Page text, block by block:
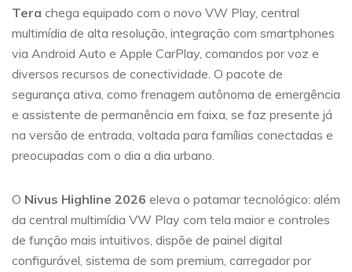
Tera chega equipado com o novo VW Play, central
multimídia de alta resolução, integração com smartphones
via Android Auto e Apple CarPlay, comandos por voz e
diversos recursos de conectividade. O pacote de
segurança ativa, como frenagem autônoma de emergência
e assistente de permanência em faixa, se faz presente já
na versão de entrada, voltada para famílias conectadas e
preocupadas com o dia a dia urbano.
O Nivus Highline 2026 eleva o patamar tecnológico: além
da central multimídia VW Play com tela maior e controles
de função mais intuitivos, dispõe de painel digital
configurável, sistema de som premium, carregador por